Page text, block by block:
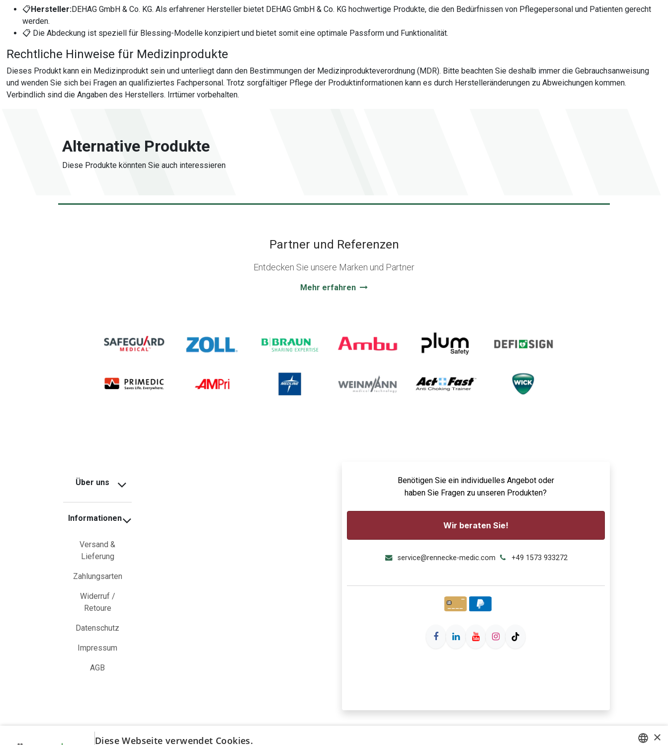
📋Hersteller:DEHAG GmbH & Co. KG. Als erfahrener Hersteller bietet DEHAG GmbH & Co. KG hochwertige Produkte, die den Bedürfnissen von Pflegepersonal und Patienten gerecht
werden.
📋 Die Abdeckung ist speziell für Blessing-Modelle konzipiert und bietet somit eine optimale Passform und Funktionalität.
Rechtliche Hinweise für Medizinprodukte
Dieses Produkt kann ein Medizinprodukt sein und unterliegt dann den Bestimmungen der Medizinprodukteverordnung (MDR). Bitte beachten Sie deshalb immer die Gebrauchsanweisung
und wenden Sie sich bei Fragen an qualifiziertes Fachpersonal. Trotz sorgfältiger Pflege der Produktinformationen kann es durch Herstelleränderungen zu Abweichungen kommen.
Verbindlich sind die Angaben des Herstellers. Irrtümer vorbehalten.
Alternative Produkte
Diese Produkte könnten Sie auch interessieren
Partner und Referenzen
Entdecken Sie unsere Marken und Partner
Mehr erfahren
Über uns
Informationen
Versand &
Lieferung
Zahlungsarten
Widerruf /
Retoure
Datenschutz
Impressum
AGB
Benötigen Sie ein individuelles Angebot oder
haben Sie Fragen zu unseren Produkten?
Wir beraten Sie!
service@rennecke-medic.com +49 1573 933272
×
Diese Webseite verwendet Cookies.